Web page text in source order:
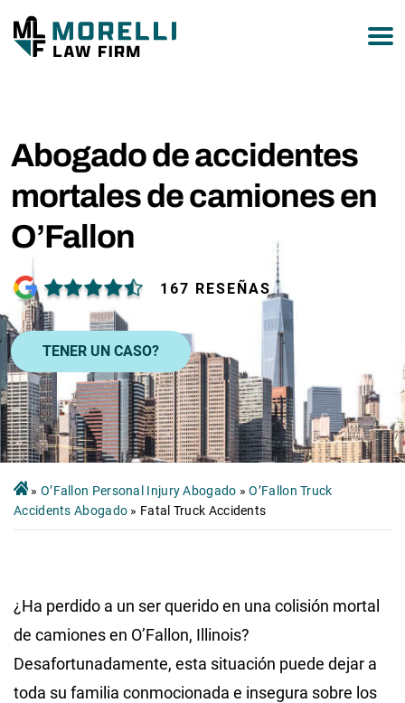
Abogado de accidentes
mortales de camiones en
O’Fallon
167 RESEÑAS
TENER UN CASO?
» O’Fallon Personal Injury Abogado »O’Fallon Truck
Accidents Abogado » Fatal Truck Accidents
¿Ha perdido a un ser querido en una colisión mortal
de camiones en O’Fallon, Illinois?
Desafortunadamente, esta situación puede dejar a
toda su familia conmocionada e insegura sobre los